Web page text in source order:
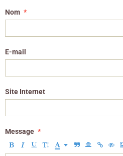
Nom
E-mail
Site Internet
Message